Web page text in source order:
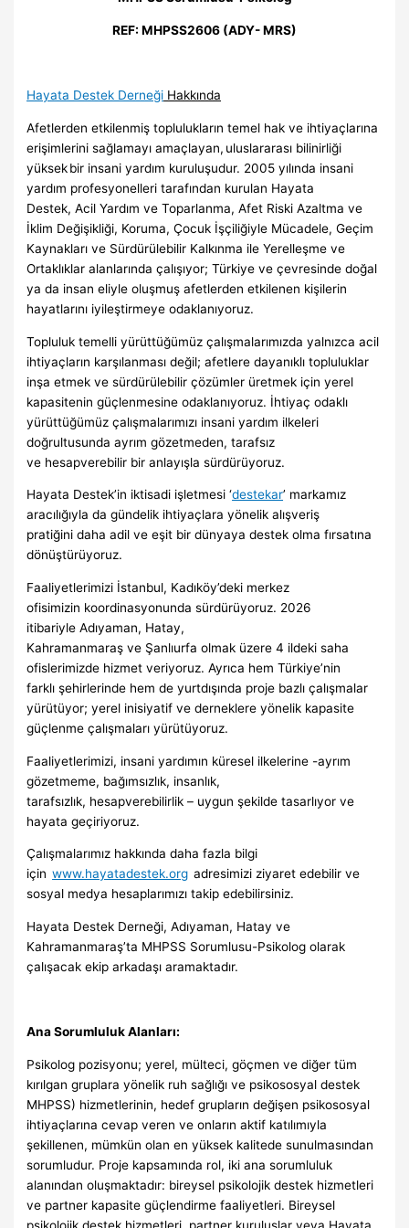
REF: MHPSS2606 (ADY- MRS)
Hayata Destek Derneği Hakkında
Afetlerden etkilenmiş toplulukların temel hak ve ihtiyaçlarına
erişimlerini sağlamayı amaçlayan, uluslararası bilinirliği
yüksek bir insani yardım kuruluşudur. 2005 yılında insani
yardım profesyonelleri tarafından kurulan Hayata
Destek, Acil Yardım ve Toparlanma, Afet Riski Azaltma ve
İklim Değişikliği, Koruma, Çocuk İşçiliğiyle Mücadele, Geçim
Kaynakları ve Sürdürülebilir Kalkınma ile Yerelleşme ve
Ortaklıklar alanlarında çalışıyor; Türkiye ve çevresinde doğal
ya da insan eliyle oluşmuş afetlerden etkilenen kişilerin
hayatlarını iyileştirmeye odaklanıyoruz.
Topluluk temelli yürüttüğümüz çalışmalarımızda yalnızca acil
ihtiyaçların karşılanması değil; afetlere dayanıklı topluluklar
inşa etmek ve sürdürülebilir çözümler üretmek için yerel
kapasitenin güçlenmesine odaklanıyoruz. İhtiyaç odaklı
yürüttüğümüz çalışmalarımızı insani yardım ilkeleri
doğrultusunda ayrım gözetmeden, tarafsız
ve hesapverebilir bir anlayışla sürdürüyoruz.
Hayata Destek’in iktisadi işletmesi ‘destekar’ markamız
aracılığıyla da gündelik ihtiyaçlara yönelik alışveriş
pratiğini daha adil ve eşit bir dünyaya destek olma fırsatına
dönüştürüyoruz.
Faaliyetlerimizi İstanbul, Kadıköy’deki merkez
ofisimizin koordinasyonunda sürdürüyoruz. 2026
itibariyle Adıyaman, Hatay,
Kahramanmaraş ve Şanlıurfa olmak üzere 4 ildeki saha
ofislerimizde hizmet veriyoruz. Ayrıca hem Türkiye’nin
farklı şehirlerinde hem de yurtdışında proje bazlı çalışmalar
yürütüyor; yerel inisiyatif ve derneklere yönelik kapasite
güçlenme çalışmaları yürütüyoruz.
Faaliyetlerimizi, insani yardımın küresel ilkelerine -ayrım
gözetmeme, bağımsızlık, insanlık,
tarafsızlık, hesapverebilirlik – uygun şekilde tasarlıyor ve
hayata geçiriyoruz.
Çalışmalarımız hakkında daha fazla bilgi
içinwww.hayatadestek.org adresimizi ziyaret edebilir ve
sosyal medya hesaplarımızı takip edebilirsiniz.
Hayata Destek Derneği, Adıyaman, Hatay ve
Kahramanmaraş’ta MHPSS Sorumlusu-Psikolog olarak
çalışacak ekip arkadaşı aramaktadır.
Ana Sorumluluk Alanları:
Psikolog pozisyonu; yerel, mülteci, göçmen ve diğer tüm
kırılgan gruplara yönelik ruh sağlığı ve psikososyal destek
MHPSS) hizmetlerinin, hedef grupların değişen psikososyal
ihtiyaçlarına cevap veren ve onların aktif katılımıyla
şekillenen, mümkün olan en yüksek kalitede sunulmasından
sorumludur. Proje kapsamında rol, iki ana sorumluluk
alanından oluşmaktadır: bireysel psikolojik destek hizmetleri
ve partner kapasite güçlendirme faaliyetleri. Bireysel